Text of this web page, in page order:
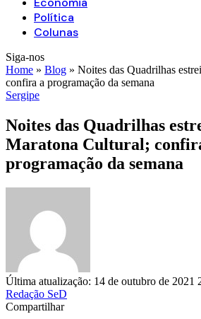
Política
Colunas
Siga-nos
Home » Blog » Noites das Quadrilhas
confira a programação da semana
Sergipe
Noites das Quadrilhas
Maratona Cultural;
programação da semana
Última atualização: 14 de outubro de 2021
Redação SeD
Compartilhar